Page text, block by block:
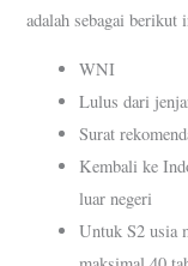
adalah sebagai berikut
WNI
Lulus dari
Surat
Kembali ke
luar negeri
Untuk S2 usia